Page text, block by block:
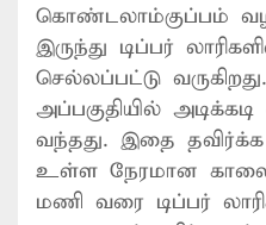
கொண்டலாம்குப்பம்
இருந்து டிப்பர்
செல்லப்பட்டு
அப்பகுதியில்
வந்தது. இதை
உள்ள நேரமான
மணி வரை டிப்பர்